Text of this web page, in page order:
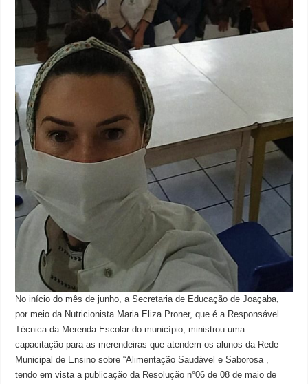
No início do mês de junho, a Secretaria de Educação de Joaçaba,
por meio da Nutricionista Maria Eliza Proner, que é a Responsável
Técnica da Merenda Escolar do município, ministrou uma
capacitação para as merendeiras que atendem os alunos da Rede
Municipal de Ensino sobre “Alimentação Saudável e Saborosa ,
tendo em vista a publicação da Resolução n°06 de 08 de maio de